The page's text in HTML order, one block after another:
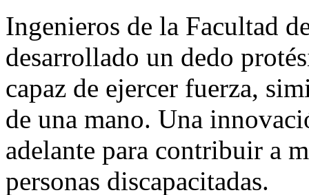
Ingenieros de la Facultad
desarrollado un dedo
capaz de ejercer fuerza,
de una mano. Una
adelante para contribuir a
personas discapacitadas.